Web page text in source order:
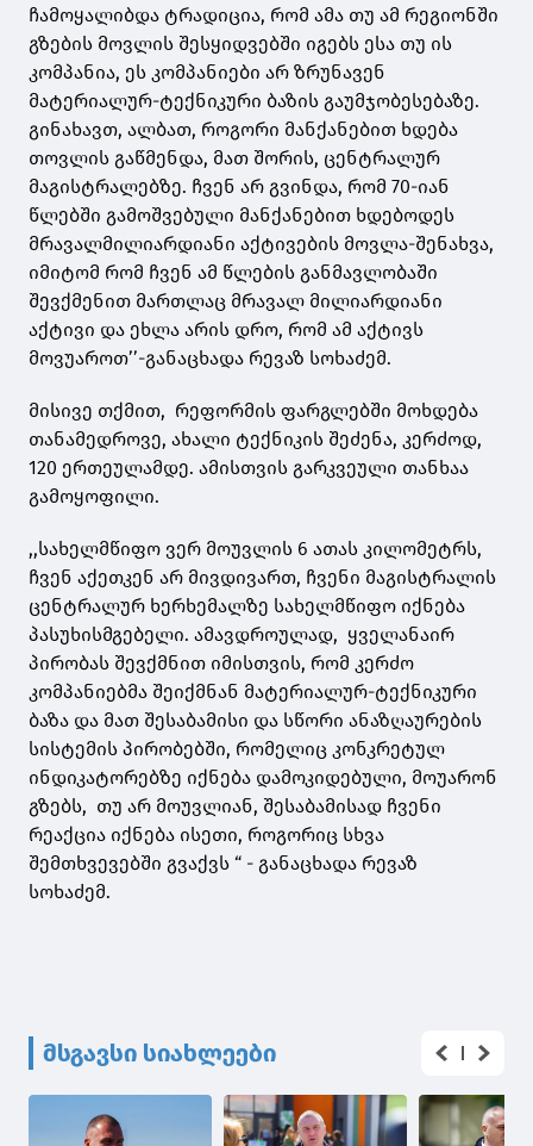
ჩამოყალიბდა ტრადიცია, რომ ამა თუ ამ რეგიონში
გზების მოვლის შესყიდვებში იგებს ესა თუ ის
კომპანია, ეს კომპანიები არ ზრუნავენ
მატერიალურ-ტექნიკური ბაზის გაუმჯობესებაზე.
გინახავთ, ალბათ, როგორი მანქანებით ხდება
თოვლის გაწმენდა, მათ შორის, ცენტრალურ
მაგისტრალებზე. ჩვენ არ გვინდა, რომ 70-იან
წლებში გამოშვებული მანქანებით ხდებოდეს
მრავალმილიარდიანი აქტივების მოვლა-შენახვა,
იმიტომ რომ ჩვენ ამ წლების განმავლობაში
შევქმენით მართლაც მრავალ მილიარდიანი
აქტივი და ეხლა არის დრო, რომ ამ აქტივს
მოვუაროთ’’-განაცხადა რევაზ სოხაძემ.
მისივე თქმით, რეფორმის ფარგლებში მოხდება
თანამედროვე, ახალი ტექნიკის შეძენა, კერძოდ,
120 ერთეულამდე. ამისთვის გარკვეული თანხაა
გამოყოფილი.
,,სახელმწიფო ვერ მოუვლის 6 ათას კილომეტრს,
ჩვენ აქეთკენ არ მივდივართ, ჩვენი მაგისტრალის
ცენტრალურ ხერხემალზე სახელმწიფო იქნება
პასუხისმგებელი. ამავდროულად, ყველანაირ
პირობას შევქმნით იმისთვის, რომ კერძო
კომპანიებმა შეიქმნან მატერიალურ-ტექნიკური
ბაზა და მათ შესაბამისი და სწორი ანაზღაურების
სისტემის პირობებში, რომელიც კონკრეტულ
ინდიკატორებზე იქნება დამოკიდებული, მოუარონ
გზებს, თუ არ მოუვლიან, შესაბამისად ჩვენი
რეაქცია იქნება ისეთი, როგორიც სხვა
შემთხვევებში გვაქვს “ - განაცხადა რევაზ
სოხაძემ.
მსგავსი სიახლეები